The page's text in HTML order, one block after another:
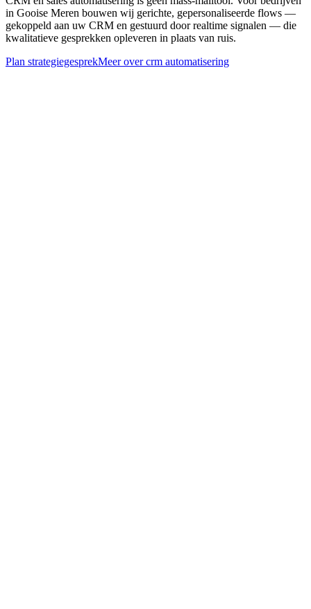
in Gooise Meren bouwen wij gerichte, gepersonaliseerde flows —
gekoppeld aan uw CRM en gestuurd door realtime signalen — die
kwalitatieve gesprekken opleveren in plaats van ruis.
Plan strategiegesprekMeer overcrm automatisering